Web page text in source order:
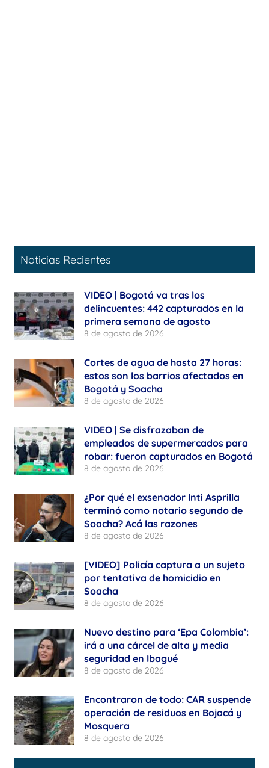
Noticias Recientes
VIDEO | Bogotá va tras los
delincuentes: 442 capturados en la
primera semana de agosto
8 de agosto de 2026
Cortes de agua de hasta 27 horas:
estos son los barrios afectados en
Bogotá y Soacha
8 de agosto de 2026
VIDEO | Se disfrazaban de
empleados de supermercados para
robar: fueron capturados en Bogotá
8 de agosto de 2026
¿Por qué el exsenador Inti Asprilla
terminó como notario segundo de
Soacha? Acá las razones
8 de agosto de 2026
[VIDEO] Policía captura a un sujeto
por tentativa de homicidio en
Soacha
8 de agosto de 2026
Nuevo destino para ‘Epa Colombia’:
irá a una cárcel de alta y media
seguridad en Ibagué
8 de agosto de 2026
Encontraron de todo: CAR suspende
operación de residuos en Bojacá y
Mosquera
8 de agosto de 2026